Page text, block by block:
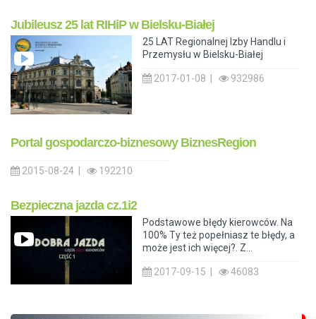
Jubileusz 25 lat RIHiP w Bielsku-Białej
25 LAT Regionalnej Izby Handlu i
Przemysłu w Bielsku-Białej
2017-01-08 | 932986
Portal gospodarczo-biznesowy BiznesRegion
2015-08-24 | 192210
Bezpieczna jazda cz.1i2
Podstawowe błędy kierowców. Na
100% Ty też popełniasz te błędy, a
może jest ich więcej?. Z...
2017-09-15 | 46083